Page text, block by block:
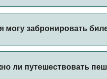
я могу забронировать
ли путешествовать